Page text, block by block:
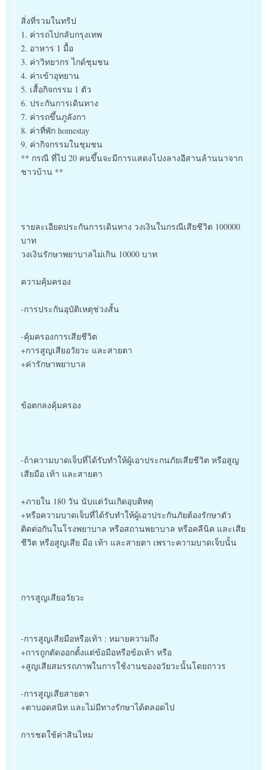
สิ่งที่รวมในทริป
1. ค่ารถไปกลับกรุงเทพ
2. อาหาร 1 มื้อ
3. ค่าวิทยากร ไกด์ชุมชน
4. ค่าเข้าอุทยาน
5. เสื้อกิจกรรม 1 ตัว
6. ประกันการเดินทาง
7. ค่ารถขึ้นภูลังกา
8. ค่าที่พัก homestay
9. ค่ากิจกรรมในชุมชน
** กรณี ที่ไป 20 คนขึ้นจะมีการแสดงโปงลางอีสานล้านนาจาก
ชาวบ้าน **
รายละเอียดประกันการเดินทาง วงเงินในกรณีเสียชีวิต 100000
บาท
วงเงินรักษาพยาบาลไม่เกิน 10000 บาท
ความคุ้มครอง
-การประกันอุบัติเหตุช่วงสั้น
-คุ้มครองการเสียชีวิต
+การสูญเสียอวัยวะ และสายตา
+ค่ารักษาพยาบาล
ข้อตกลงคุ้มครอง
-ถ้าความบาดเจ็บที่ได้รับทำให้ผู้เอาประกนภัยเสียชีวิต หรือสูญ
เสียมือ เท้า และสายตา
+ภายใน 180 วัน นับแต่วันเกิดอุบติหตุ
+หรือความบาดเจ็บที่ได้รับทำให้ผู้เอาประกันภัยต้องรักษาตัว
ติดต่อกันในโรงพยาบาล หรือสถานพยาบาล หรือคลีนิค และเสีย
ชีวิต หรือสูญเสีย มือ เท้า และสายตา เพราะความบาดเจ็บนั้น
การสูญเสียอวัยวะ
-การสูญเสียมือหรือเท้า : หมายความถึง
+การถูกตัดออกตั้งแต่ข้อมือหรือข้อเท้า หรือ
+สูญเสียสมรรถภาพในการใช้งานของอวัยวะนั้นโดยถาวร
-การสูญเสียสายตา
+ตาบอดสนิท และไม่มีทางรักษาได้ตลอดไป
การชดใช้ค่าสินไหม